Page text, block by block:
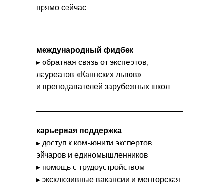
прямо сейчас
международный фидбек
▸ обратная связь от экспертов,
лауреатов «Каннских львов»
и преподавателей зарубежных школ
карьерная поддержка
▸ доступ к комьюнити экспертов,
эйчаров и единомышленников
▸ помощь с трудоустройством
▸ эксклюзивные вакансии и менторская